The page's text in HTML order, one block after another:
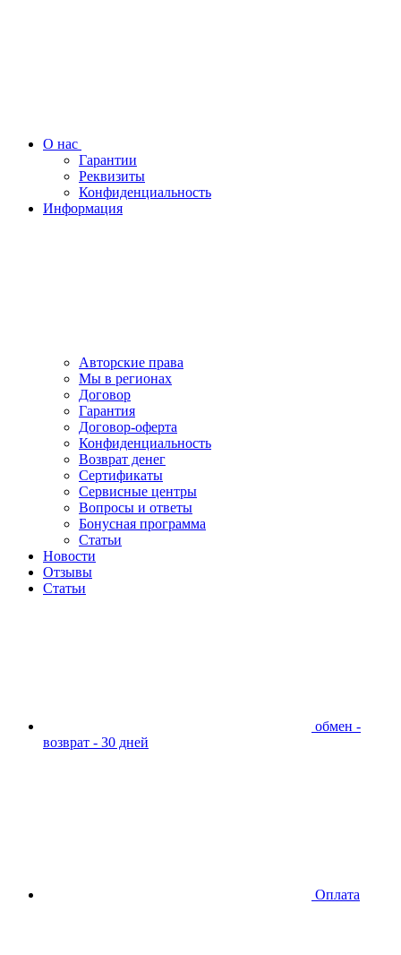
О нас
Гарантии
Реквизиты
Конфиденциальность
Информация
Авторские права
Мы в регионах
Договор
Гарантия
Договор-оферта
Конфиденциальность
Возврат денег
Сертификаты
Сервисные центры
Вопросы и ответы
Бонусная программа
Статьи
Новости
Отзывы
Статьи
обмен -
возврат - 30 дней
Оплата